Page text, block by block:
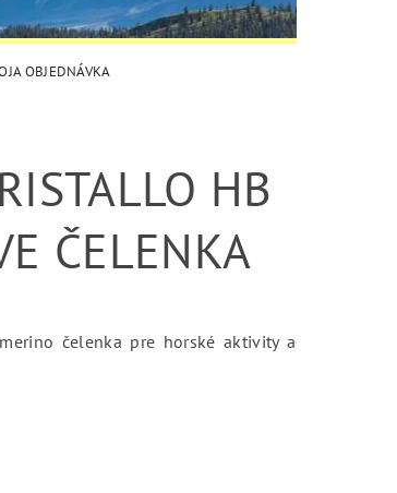
OBJEDNÁVKA
HB
ČELENKA
čelenka pre horské aktivity a